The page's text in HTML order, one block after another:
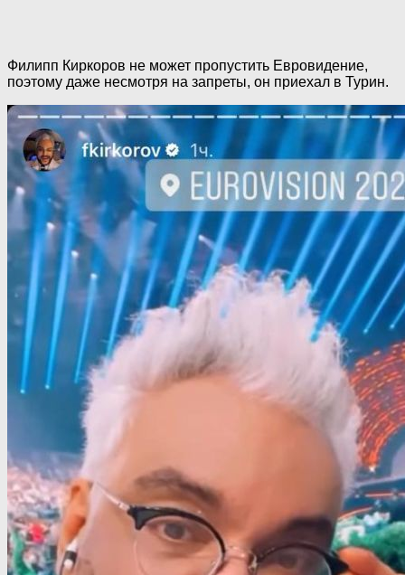
Филипп Киркоров не может пропустить Евровидение,
поэтому даже несмотря на запреты, он приехал в Турин.